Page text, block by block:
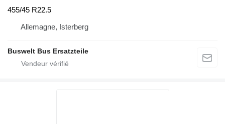
455/45 R22.5
Allemagne, Isterberg
Buswelt Bus Ersatzteile